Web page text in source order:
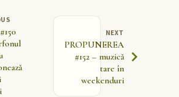
NEXT
PROPUNEREA
#152 – muzică
tare în
weekenduri